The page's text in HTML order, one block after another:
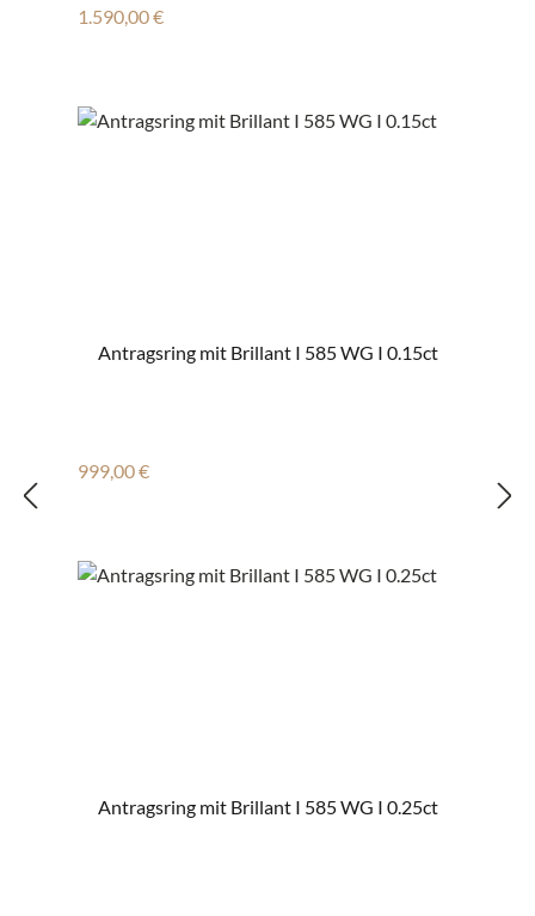
Regulärer Preis:
1.590,00 €
Antragsring mit Brillant I 585 WG I 0.15ct
Regulärer Preis:
999,00 €
Antragsring mit Brillant I 585 WG I 0.25ct